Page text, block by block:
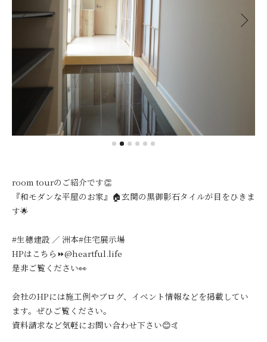
room tourのご紹介です👏
『和モダンな平屋のお家』🏠玄関の黒御影石タイルが目をひきま
す🌟
#生穂建設 ／ 洲本#住宅展示場
HPはこちら⏩@heartful.life
是非ご覧ください👀
会社のHPには施工例やブログ、イベント情報などを掲載してい
ます。ぜひご覧ください。
資料請求など気軽にお問い合わせ下さい😊🤙